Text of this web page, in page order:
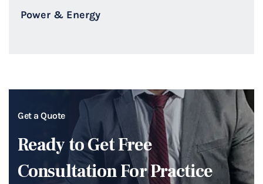
Power & Energy
Get a Quote
Ready to Get Free
Consultation For Practice